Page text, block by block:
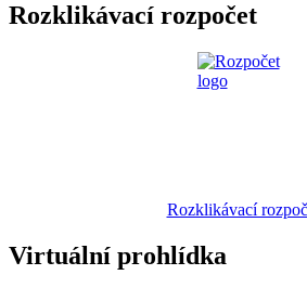
Rozklikávací rozpočet
Rozklikávací
Virtuální prohlídka